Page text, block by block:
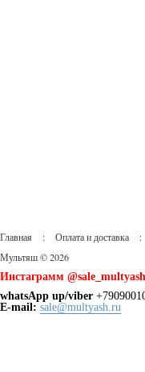
Главная : Оплата и доставка :
Мультяш © 2026
Инстаграмм @sale_multyash
whatsApp up/viber
Е-mail: sale@multyash.ru